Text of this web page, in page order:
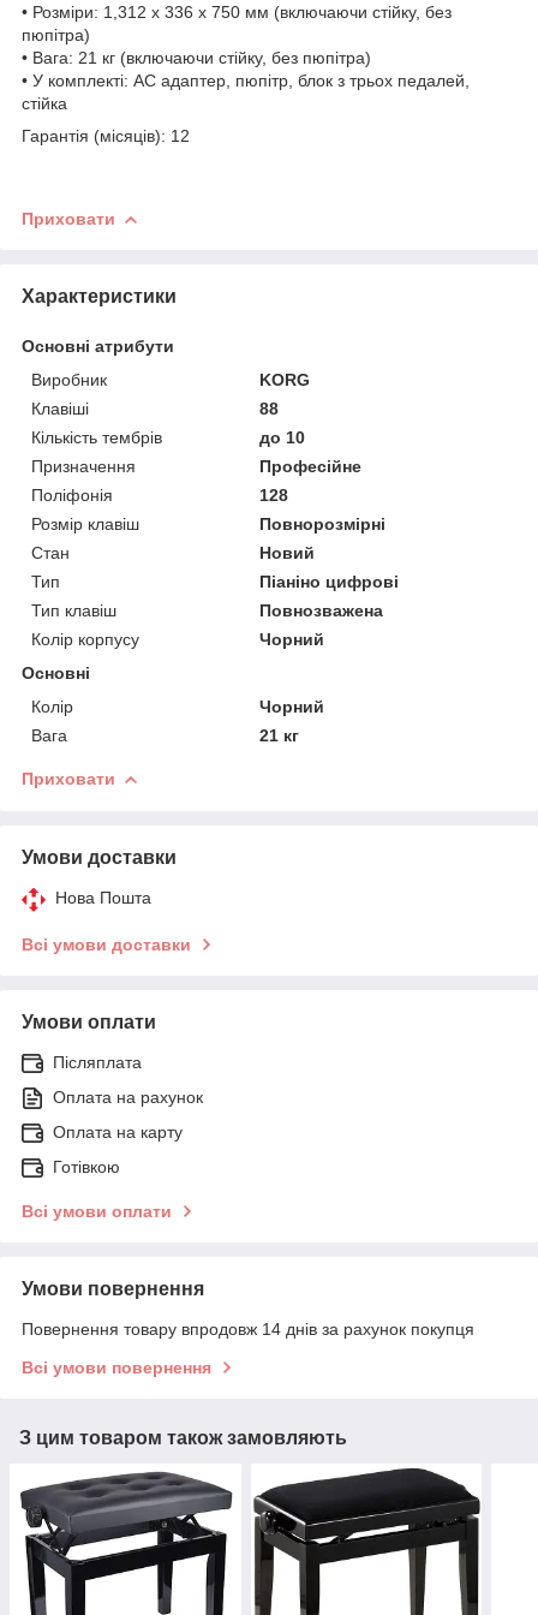
• Розміри: 1,312 x 336 x 750 мм (включаючи стійку, без
пюпітра)
• Вага: 21 кг (включаючи стійку, без пюпітра)
• У комплекті: AC адаптер, пюпітр, блок з трьох педалей,
стійка
Гарантія (місяців): 12
Приховати
Характеристики
Основні атрибути
Виробник
KORG
Клавіші
88
Кількість тембрів
до 10
Призначення
Професійне
Поліфонія
128
Розмір клавіш
Повнорозмірні
Стан
Новий
Тип
Піаніно цифрові
Тип клавіш
Повнозважена
Колір корпусу
Чорний
Основні
Колір
Чорний
Вага
21 кг
Приховати
Умови доставки
Нова Пошта
Всі умови доставки
Умови оплати
Післяплата
Оплата на рахунок
Оплата на карту
Готівкою
Всі умови оплати
Умови повернення
Повернення товару впродовж 14 днів за рахунок покупця
Всі умови повернення
З цим товаром також замовляють